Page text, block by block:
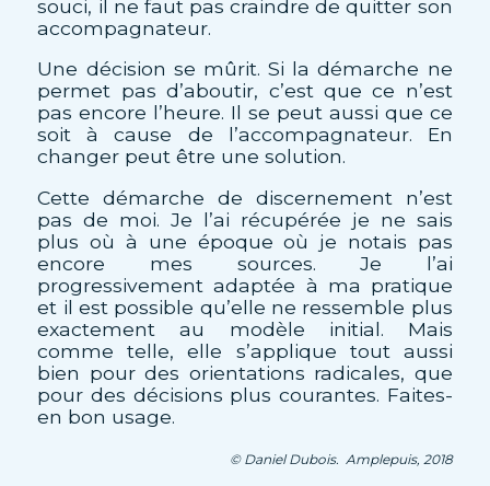
souci, il ne faut pas craindre de quitter son
accompagnateur.
Une décision se mûrit. Si la démarche ne
permet pas d’aboutir, c’est que ce n’est
pas encore l’heure. Il se peut aussi que ce
soit à cause de l’accompagnateur. En
changer peut être une solution.
Cette démarche de discernement n’est
pas de moi. Je l’ai récupérée je ne sais
plus où à une époque où je notais pas
encore mes sources. Je l’ai
progressivement adaptée à ma pratique
et il est possible qu’elle ne ressemble plus
exactement au modèle initial. Mais
comme telle, elle s’applique tout aussi
bien pour des orientations radicales, que
pour des décisions plus courantes. Faites-
en bon usage.
© Daniel Dubois. Amplepuis, 2018